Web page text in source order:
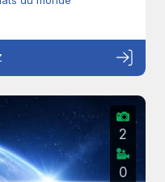
2
0